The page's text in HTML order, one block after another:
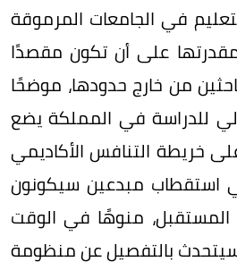
في الجامعات المرموقة
على أن تكون مقصدًا
من خارج حدودها، موضحًا
للدراسة في المملكة يضع
خريطة التنافس الأكاديمي
استقطاب مبدعين سيكونون
منوهًا في الوقت
سيتحدث بالتفصيل عن منظومة